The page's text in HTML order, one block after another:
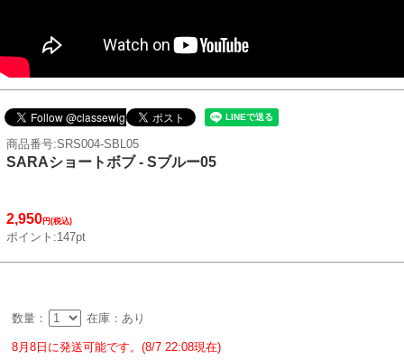
商品番号:SRS004-SBL05
SARAショートボブ - Sブルー05
2,950円(税込)
ポイント:147pt
数量： 在庫：あり
8月8日に発送可能です。(8/7 22:08現在)